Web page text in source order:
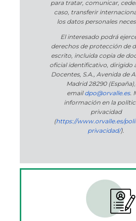
para tratar, comunicar,
caso, transferir
los datos personales
El interesado podrá
derechos de protección de
escrito, incluida copia de
oficial identificativo, dirigido
Docentes, S.A., Avenida de
Madrid 28290 (España),
emaildpo@orvalle.es.
información en la
privacidad
(https://www.orvalle.es/
privacidad/).